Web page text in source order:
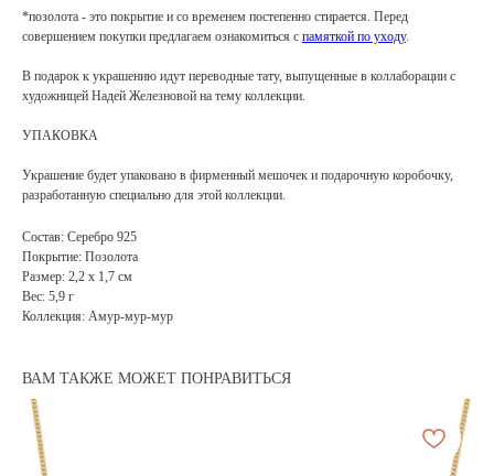
*позолота - это покрытие и со временем постепенно стирается. Перед
совершением покупки предлагаем ознакомиться с памяткой по уходу.
В подарок к украшению идут переводные тату, выпущенные в коллаборации с
художницей Надей Железновой на тему коллекции.
УПАКОВКА
Украшение будет упаковано в фирменный мешочек и подарочную коробочку,
разработанную специально для этой коллекции.
Состав: Серебро 925
Покрытие: Позолота
Размер: 2,2 х 1,7 см
Вес: 5,9 г
Коллекция: Амур-мур-мур
ВАМ ТАКЖЕ МОЖЕТ ПОНРАВИТЬСЯ